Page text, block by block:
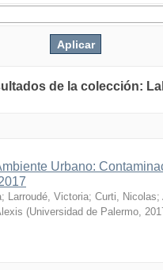
de la colección:
Urbano:
; Larroudé, Victoria; Curti, Nicolas;
(Universidad de Palermo,